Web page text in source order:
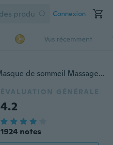
Connexion
Vus récemment
Lifting du visage Ceinture Masque de sommeil Massage Minceur Shaper Face Anti-Aging (Couleur: Noir)
ÉVALUATION GÉNÉRALE
4.2
1924 notes